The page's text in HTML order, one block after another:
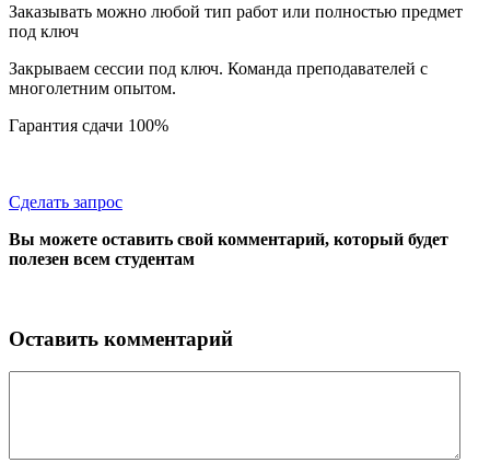
Заказывать можно любой тип работ или полностью предмет
под ключ
Закрываем сессии под ключ. Команда преподавателей с
многолетним опытом.
Гарантия сдачи 100%
Сделать запрос
Вы можете оставить свой комментарий, который будет
полезен всем студентам
Оставить комментарий